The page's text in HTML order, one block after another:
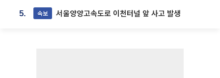
5. 속보 서울양양고속도로 이천터널 앞 사고 발생